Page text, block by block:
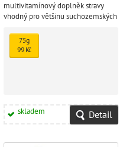
multivitamínový doplněk stravy
vhodný pro většinu suchozemských
75g
99 Kč
skladem Detail